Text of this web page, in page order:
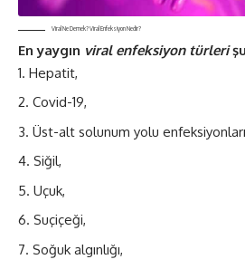
Viral Ne Demek? Viral Enfeksiyon Nedir?
En yaygın viral enfeksiyon türleri
Hepatit,
Covid-19,
Üst-alt solunum yolu
Siğil,
Uçuk,
Suçiçeği,
Soğuk algınlığı,